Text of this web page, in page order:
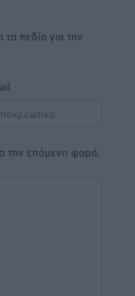
πεδία για την
την επόμενη φορά.